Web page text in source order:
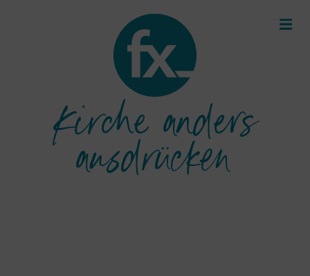
Kirche anders
ausdrücken